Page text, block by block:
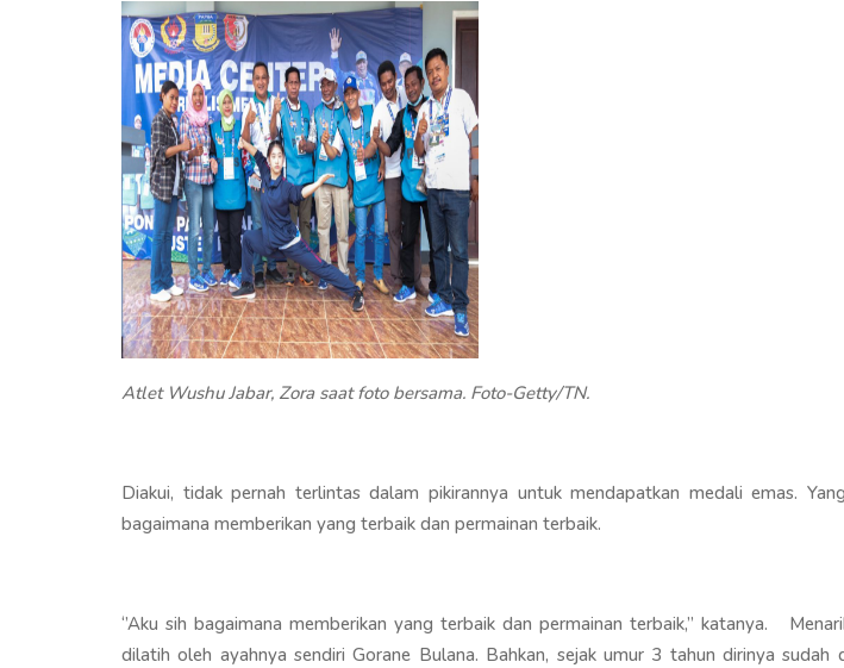
Atlet Wushu Jabar, Zora saat foto bersama. Foto-Getty/TN.
Diakui, tidak pernah terlintas dalam pikirannya untuk mendapatkan medali emas.
bagaimana memberikan yang terbaik dan permainan terbaik.
‘’Aku sih bagaimana memberikan yang terbaik dan permainan terbaik,’’ katanya.
dilatih oleh ayahnya sendiri Gorane Bulana. Bahkan, sejak umur 3 tahun dirinya sudah